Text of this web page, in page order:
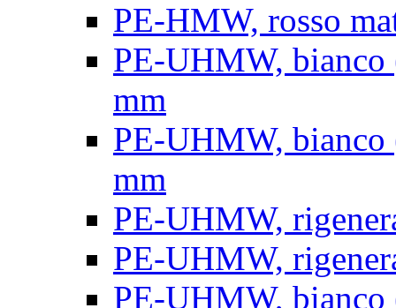
PE-HMW, rosso
PE-UHMW, bianco
mm
PE-UHMW, bianco
mm
PE-UHMW,
PE-UHMW,
PE-UHMW,